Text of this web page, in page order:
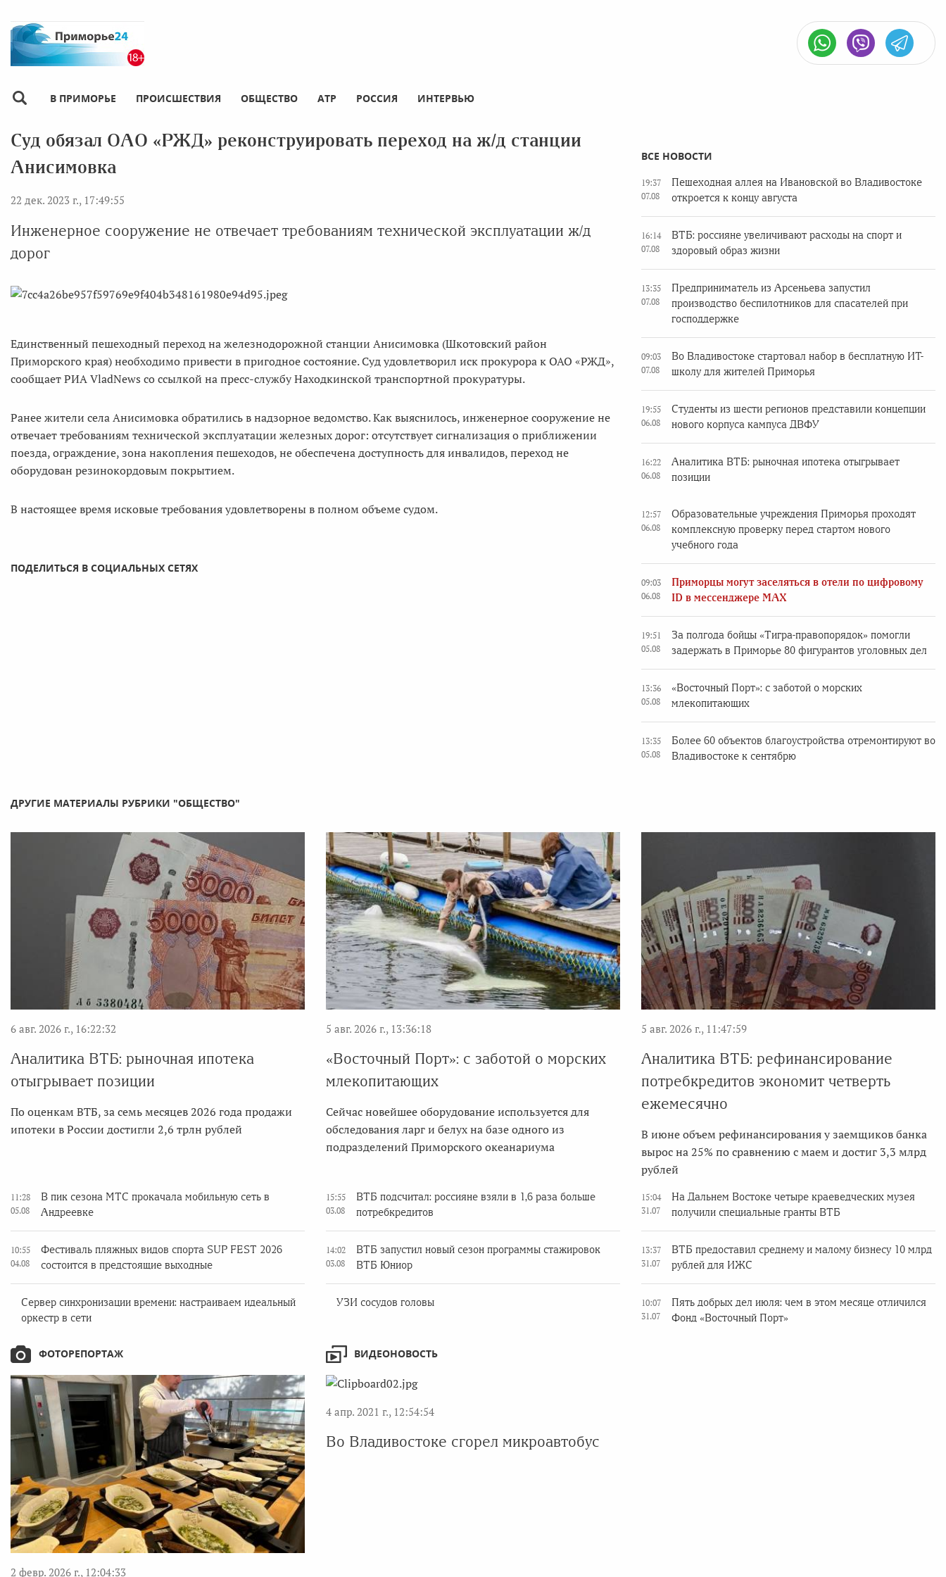
В ПРИМОРЬЕ ПРОИСШЕСТВИЯ ОБЩЕСТВО АТР РОССИЯ ИНТЕРВЬЮ
Суд обязал ОАО «РЖД» реконструировать переход на ж/д станции
Анисимовка
22 дек. 2023 г., 17:49:55
Инженерное сооружение не отвечает требованиям технической эксплуатации ж/д
дорог
Единственный пешеходный переход на железнодорожной станции Анисимовка (Шкотовский район
Приморского края) необходимо привести в пригодное состояние. Суд удовлетворил иск прокурора к ОАО «РЖД»,
сообщает РИА VladNews со ссылкой на пресс-службу Находкинской транспортной прокуратуры.
Ранее жители села Анисимовка обратились в надзорное ведомство. Как выяснилось, инженерное сооружение не
отвечает требованиям технической эксплуатации железных дорог: отсутствует сигнализация о приближении
поезда, ограждение, зона накопления пешеходов, не обеспечена доступность для инвалидов, переход не
оборудован резинокордовым покрытием.
В настоящее время исковые требования удовлетворены в полном объеме судом.
ПОДЕЛИТЬСЯ В СОЦИАЛЬНЫХ СЕТЯХ
ВСЕ НОВОСТИ
19:37
07.08
Пешеходная аллея на Ивановской во Владивостоке
откроется к концу августа
16:14
07.08
ВТБ: россияне увеличивают расходы на спорт и
здоровый образ жизни
13:35
07.08
Предприниматель из Арсеньева запустил
производство беспилотников для спасателей при
господдержке
09:03
07.08
Во Владивостоке стартовал набор в бесплатную ИТ-
школу для жителей Приморья
19:55
06.08
Студенты из шести регионов представили концепции
нового корпуса кампуса ДВФУ
16:22
06.08
Аналитика ВТБ: рыночная ипотека отыгрывает
позиции
12:57
06.08
Образовательные учреждения Приморья проходят
комплексную проверку перед стартом нового
учебного года
09:03
06.08
Приморцы могут заселяться в отели по цифровому
ID в мессенджере MAX
19:51
05.08
За полгода бойцы «Тигра-правопорядок» помогли
задержать в Приморье 80 фигурантов уголовных дел
13:36
05.08
«Восточный Порт»: с заботой о морских
млекопитающих
13:35
05.08
Более 60 объектов благоустройства отремонтируют во
Владивостоке к сентябрю
ДРУГИЕ МАТЕРИАЛЫ РУБРИКИ "ОБЩЕСТВО"
6 авг. 2026 г., 16:22:32
Аналитика ВТБ: рыночная ипотека
отыгрывает позиции
По оценкам ВТБ, за семь месяцев 2026 года продажи
ипотеки в России достигли 2,6 трлн рублей
5 авг. 2026 г., 13:36:18
«Восточный Порт»: с заботой о морских
млекопитающих
Сейчас новейшее оборудование используется для
обследования ларг и белух на базе одного из
подразделений Приморского океанариума
5 авг. 2026 г., 11:47:59
Аналитика ВТБ: рефинансирование
потребкредитов экономит четверть
ежемесячно
В июне объем рефинансирования у заемщиков банка
вырос на 25% по сравнению с маем и достиг 3,3 млрд
рублей
11:28
05.08
В пик сезона МТС прокачала мобильную сеть в
Андреевке
10:55
04.08
Фестиваль пляжных видов спорта SUP FEST 2026
состоится в предстоящие выходные
Сервер синхронизации времени: настраиваем идеальный
оркестр в сети
15:55
03.08
ВТБ подсчитал: россияне взяли в 1,6 раза больше
потребкредитов
14:02
03.08
ВТБ запустил новый сезон программы стажировок
ВТБ Юниор
УЗИ сосудов головы
15:04
31.07
На Дальнем Востоке четыре краеведческих музея
получили специальные гранты ВТБ
13:37
31.07
ВТБ предоставил среднему и малому бизнесу 10 млрд
рублей для ИЖС
10:07
31.07
Пять добрых дел июля: чем в этом месяце отличился
Фонд «Восточный Порт»
ФОТОРЕПОРТАЖ
2 февр. 2026 г., 12:04:33
ВИДЕОНОВОСТЬ
4 апр. 2021 г., 12:54:54
Во Владивостоке сгорел микроавтобус